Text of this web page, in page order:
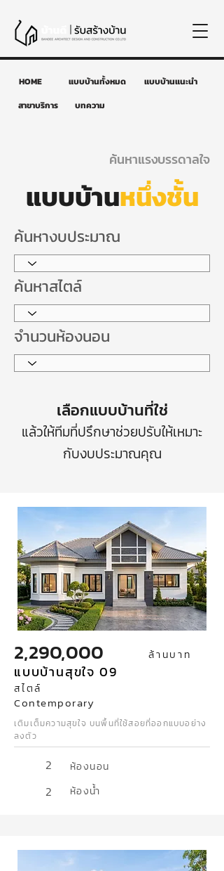
HOME แบบบ้านทั้งหมด
แบบบ้านแนะนำ
สาขาบริการ
บทความ
ค้นหาแรงบรรดาลใจ
แบบบ้านหนึ่งชั้น
ค้นหางบประมาณ
ค้นหาสไตล์
จำนวนห้องนอน
เลือกแบบบ้านที่ใช่
แล้วให้ทีมที่ปรึกษาช่วยปรับให้เหมาะ
กับงบประมาณคุณ
2,290,000 ล้านบาท
แบบบ้านสุขใจ 09
สไตล์
Contemporary
เติมเต็มความสุขใจ บนพื้นที่ใช้สอยที่ออกแบบอย่าง
ลงตัว
2 ห้องนอน
2 ห้องน้ำ